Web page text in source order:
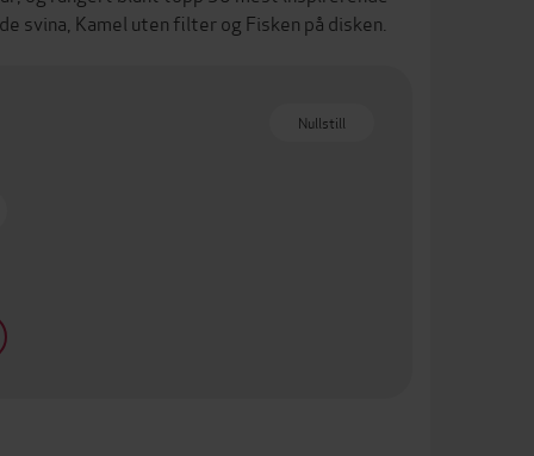
svina Kamel uten filterog Fisken på disken
Nullstill